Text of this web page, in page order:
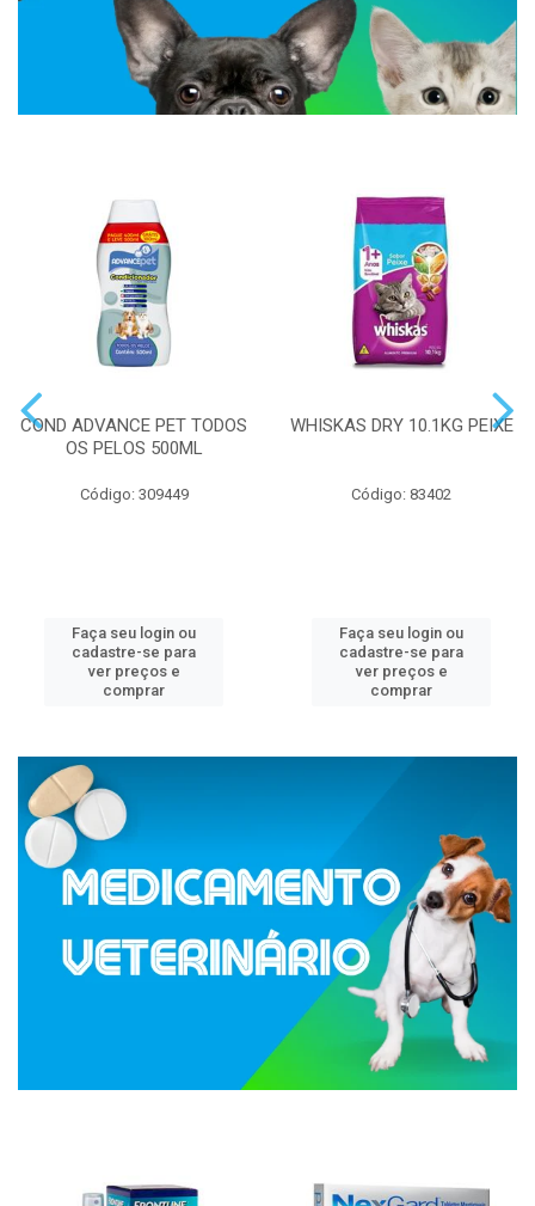
COND ADVANCE PET TODOS
OS PELOS 500ML
Código: 309449
Faça seu login ou
cadastre-se para
ver preços e
comprar
WHISKAS DRY 10.1KG PEIXE
Código: 83402
Faça seu login ou
cadastre-se para
ver preços e
comprar